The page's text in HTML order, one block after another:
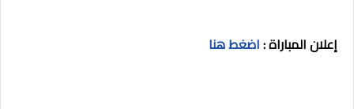
إعلانالمباراة:اضغطهنا